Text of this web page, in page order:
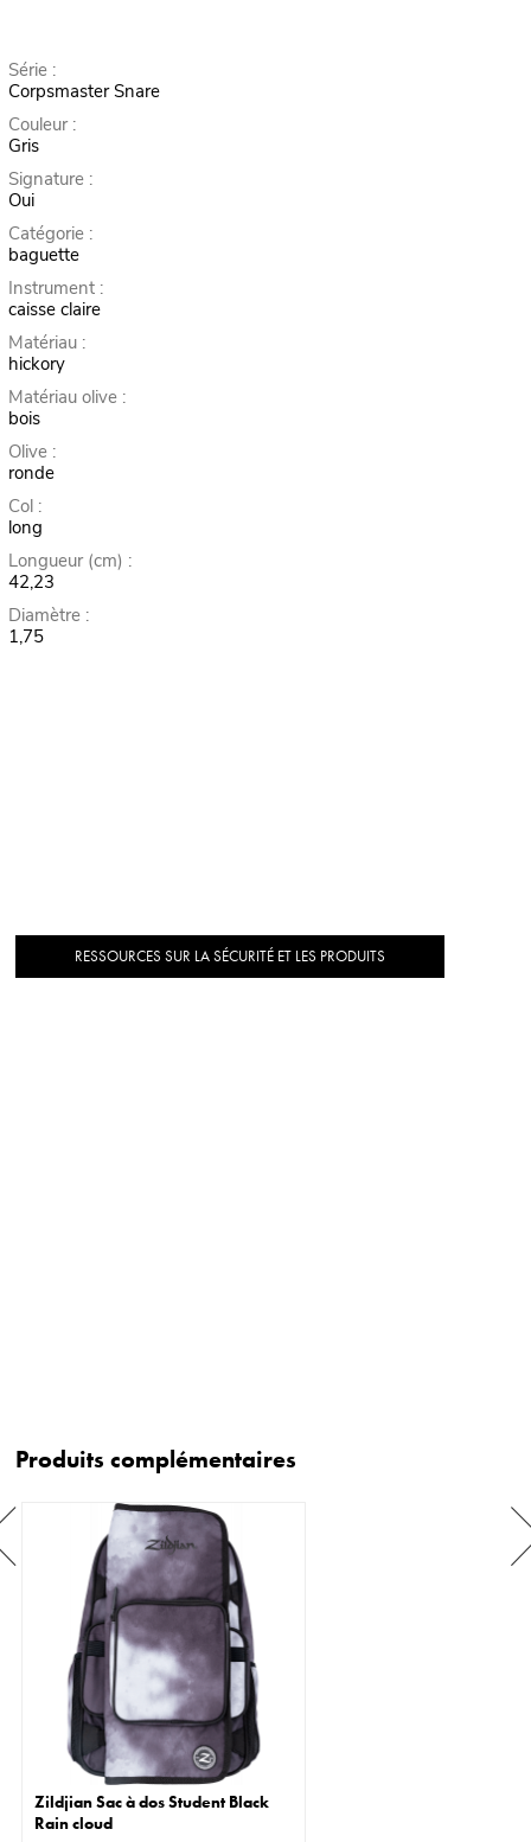
Série :
Corpsmaster Snare
Couleur :
Gris
Signature :
Oui
Catégorie :
baguette
Instrument :
caisse claire
Matériau :
hickory
Matériau olive :
bois
Olive :
ronde
Col :
long
Longueur (cm) :
42,23
Diamètre :
1,75
RESSOURCES SUR LA SÉCURITÉ ET LES PRODUITS
Produits complémentaires
Zildjian Sac à dos Student Black
Rain cloud